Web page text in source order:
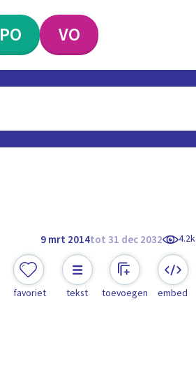
PO VO
9 mrt 2014tot 31 dec 2032 4.2k
favoriet tekst toevoegen embed